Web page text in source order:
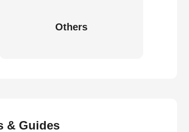
Others
& Guides